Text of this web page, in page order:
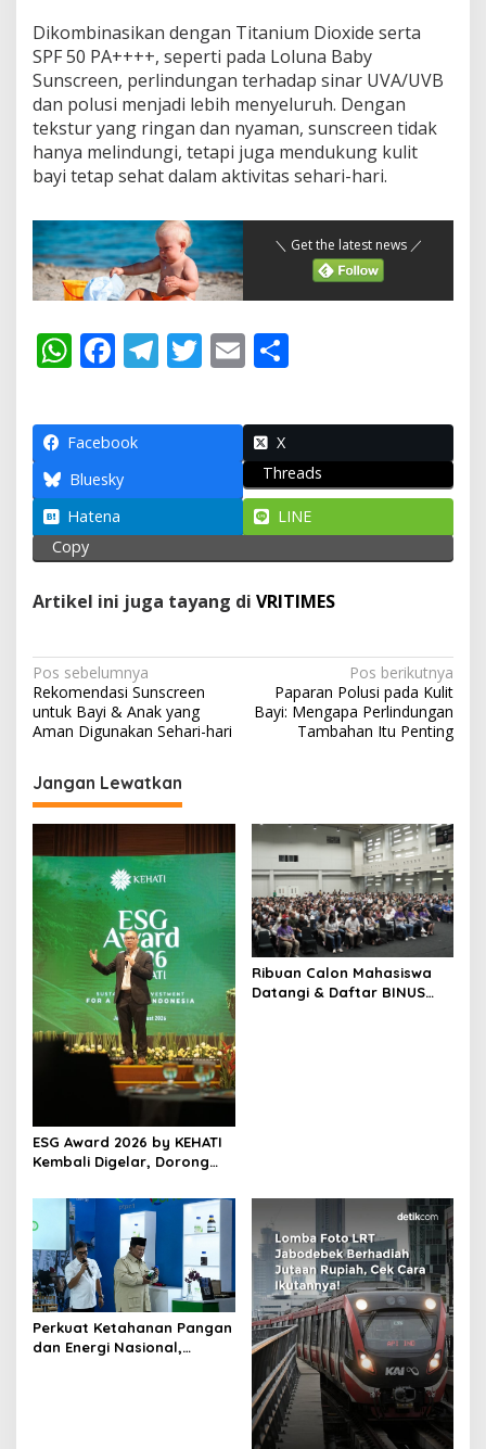
Dikombinasikan dengan Titanium Dioxide serta
SPF 50 PA++++, seperti pada Loluna Baby
Sunscreen, perlindungan terhadap sinar UVA/UVB
dan polusi menjadi lebih menyeluruh. Dengan
tekstur yang ringan dan nyaman, sunscreen tidak
hanya melindungi, tetapi juga mendukung kulit
bayi tetap sehat dalam aktivitas sehari-hari.
＼ Get the latest news ／
W
at
s
A
p
p
F
e
b
o
o
k
T
e
a
m
T
itt
E
ai
l
ar
e
Facebook
X
Bluesky
Threads
Hatena
LINE
Copy
Artikel ini juga tayang di VRITIMES
N
a
v
i
g
a
s
i
p
o
s
Pos sebelumnya
Rekomendasi Sunscreen
untuk Bayi & Anak yang
Aman Digunakan Sehari-hari
Pos berikutnya
Paparan Polusi pada Kulit
Bayi: Mengapa Perlindungan
Tambahan Itu Penting
Jangan Lewatkan
ESG Award 2026 by KEHATI
Kembali Digelar, Dorong
Daya Saing Bisnis Indonesia
Ribuan Calon Mahasiswa
Datangi & Daftar BINUS
Perkuat Ketahanan Pangan
dan Energi Nasional,